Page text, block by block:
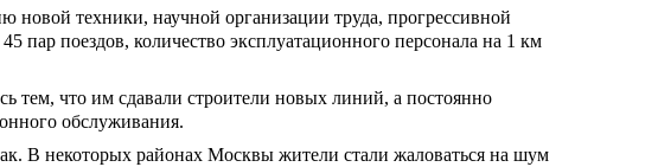
техники, научной организации труда, прогрессивной
пар поездов, количество эксплуатационного персонала на 1 км
тем, что им сдавали строители новых линий, а постоянно
обслуживания.
В некоторых районах Москвы жители стали жаловаться на шум